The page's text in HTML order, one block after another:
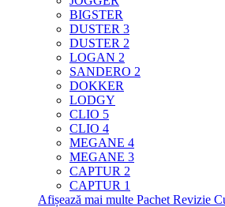
BIGSTER
DUSTER 3
DUSTER 2
LOGAN 2
SANDERO 2
DOKKER
LODGY
CLIO 5
CLIO 4
MEGANE 4
MEGANE 3
CAPTUR 2
CAPTUR 1
Afișează mai multe Pachet Revizie